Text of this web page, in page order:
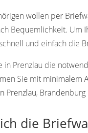
wollen per
Bequemlichkeit. Um
und einfach die
in Prenzlau die
Sie mit
Prenzlau,
die